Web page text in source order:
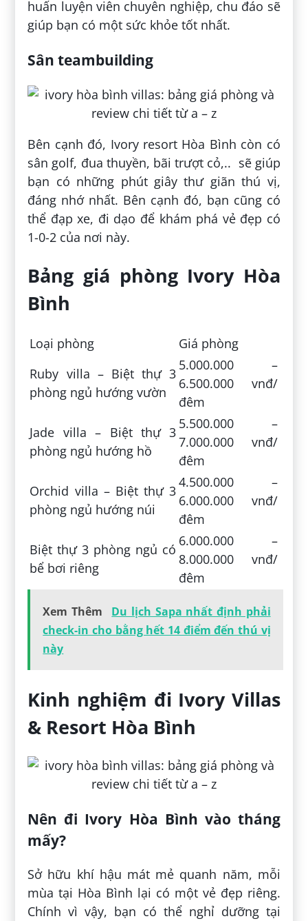
huấn luyện viên chuyên nghiệp, chu đáo sẽ
giúp bạn có một sức khỏe tốt nhất.
Sân teambuilding
Bên cạnh đó, Ivory resort Hòa Bình còn có
sân golf, đua thuyền, bãi trượt cỏ,.. sẽ giúp
bạn có những phút giây thư giãn thú vị,
đáng nhớ nhất. Bên cạnh đó, bạn cũng có
thể đạp xe, đi dạo để khám phá vẻ đẹp có
1-0-2 của nơi này.
Bảng giá phòng Ivory Hòa
Bình
Loại phòng
Giá phòng
Ruby villa – Biệt thự 3
phòng ngủ hướng vườn
5.000.000 –
6.500.000 vnđ/
đêm
Jade villa – Biệt thự 3
phòng ngủ hướng hồ
5.500.000 –
7.000.000 vnđ/
đêm
Orchid villa – Biệt thự 3
phòng ngủ hướng núi
4.500.000 –
6.000.000 vnđ/
đêm
Biệt thự 3 phòng ngủ có
bể bơi riêng
6.000.000 –
8.000.000 vnđ/
đêm
Xem Thêm
Du lịch Sapa nhất định phải
check-in cho bằng hết 14 điểm đến thú vị
này
Kinh nghiệm đi Ivory Villas
& Resort Hòa Bình
Nên đi Ivory Hòa Bình vào tháng
mấy?
Sở hữu khí hậu mát mẻ quanh năm, mỗi
mùa tại Hòa Bình lại có một vẻ đẹp riêng.
Chính vì vậy, bạn có thể nghỉ dưỡng tại